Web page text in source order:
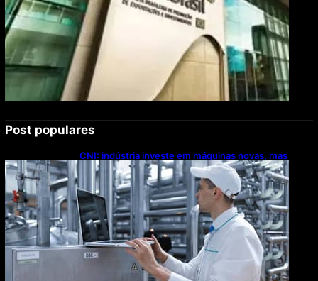
Post populares
CNI: indústria investe em máquinas novas, mas
modernização tecnológica avança lentamente